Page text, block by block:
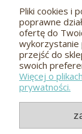
Pliki cookies i
poprawne
ofertę do
wykorzystanie
przejść do
swoich
Więcej o
prywatności.